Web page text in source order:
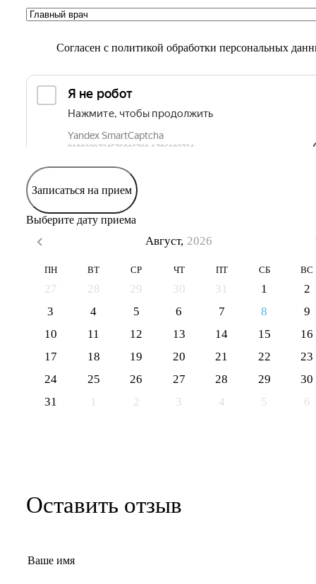
Согласен с политикой обработки персональных
Записаться на прием
Выберите дату приема
Август, 2026
ПН ВТ СР ЧТ ПТ СБ ВС
27 28 29 30 31 1
2
3
4 5 6 7 8
9
10
11 12 13 14 15
16
17
18 19 20 21 22
23
24
25 26 27 28 29
30
31
1 2 3 4 5 6
Оставить отзыв